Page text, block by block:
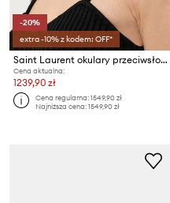
-20%
extra -10% z kodem: OFF*
Saint Laurent okulary przeciwsłoneczne KATE
Cena aktualna:
1239,90 zł
Cena regularna:1549,90 zł
Najniższa cena:1549,90 zł